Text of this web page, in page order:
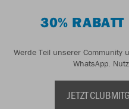
30%
Werde Teil unserer Community
WhatsApp.
JETZT